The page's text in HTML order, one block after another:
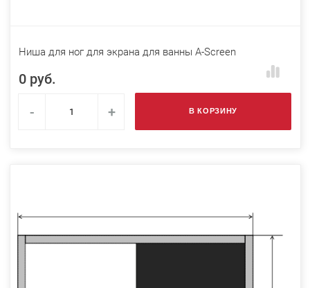
Ниша для ног для экрана для ванны A-Screen
0 руб.
-
+ В КОРЗИНУ